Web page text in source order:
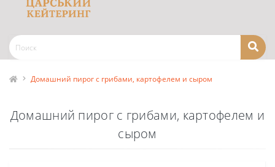
Домашний пирог с грибами, картофелем и сыром
Домашний пирог с грибами, картофелем и
сыром